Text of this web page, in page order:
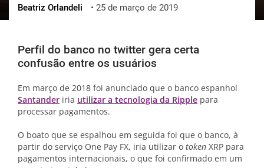
ქართული
vietnamese
Beatriz Orlandeli • 25 de março de 2019
Perfil do banco no twitter gera certa
confusão entre os usuários
Em março de 2018 foi anunciado que o banco espanhol
Santander iria utilizar a tecnologia da Ripple para
processar pagamentos.
O boato que se espalhou em seguida foi que o banco, à
partir do serviço One Pay FX, iria utilizar o token XRP para
pagamentos internacionais, o que foi confirmado em um